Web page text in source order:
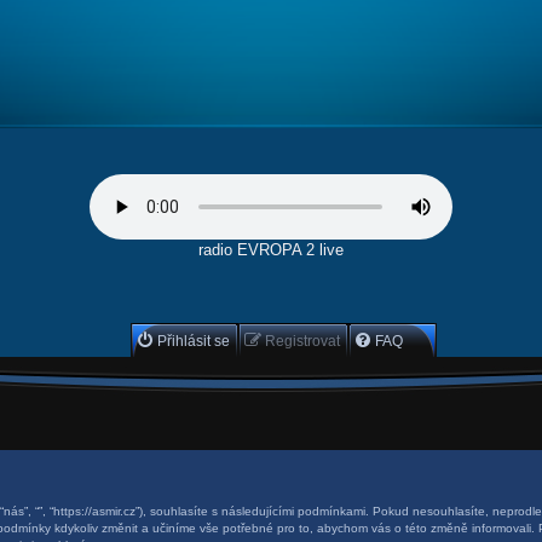
radio EVROPA 2 live
Přihlásit se Registrovat FAQ
“nás”, “”, “https://asmir.cz”), souhlasíte s následujícími podmínkami. Pokud nesouhlasíte,
kdykoliv změnit a učiníme vše potřebné pro to, abychom vás o této změně